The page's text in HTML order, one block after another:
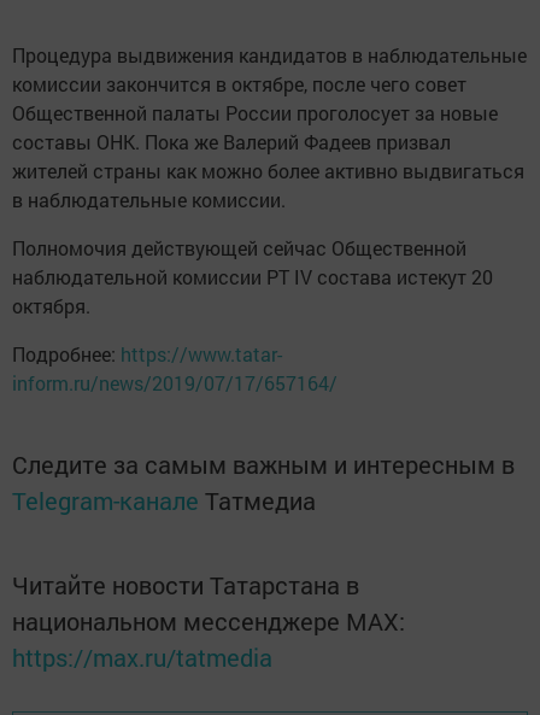
Процедура выдвижения кандидатов в наблюдательные
комиссии закончится в октябре, после чего совет
Общественной палаты России проголосует за новые
составы ОНК. Пока же Валерий Фадеев призвал
жителей страны как можно более активно выдвигаться
в наблюдательные комиссии.
Полномочия действующей сейчас Общественной
наблюдательной комиссии РТ IV состава истекут 20
октября.
Подробнее: https://www.tatar-
inform.ru/news/2019/07/17/657164/
Следите за самым важным и интересным в
Telegram-канале Татмедиа
Читайте новости Татарстана в
национальном мессенджере MАХ:
https://max.ru/tatmedia